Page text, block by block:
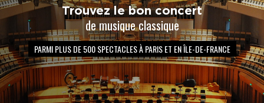
Trouvez le bon concert
de musique classique
PARMI PLUS DE 500 SPECTACLES À PARIS ET EN ÎLE-DE-FRANCE